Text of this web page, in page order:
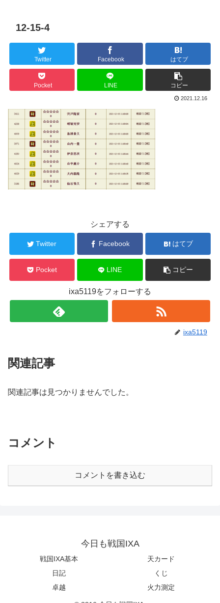
12-15-4
Twitter Facebook はてブ
Pocket LINE コピー
2021.12.16
シェアする
Twitter Facebook はてブ
Pocket LINE コピー
ixa5119をフォローする
ixa5119
関連記事
関連記事は見つかりませんでした。
コメント
コメントを書き込む
今日も戦国IXA
戦国IXA基本
天カード
日記
くじ
卓越
火力測定